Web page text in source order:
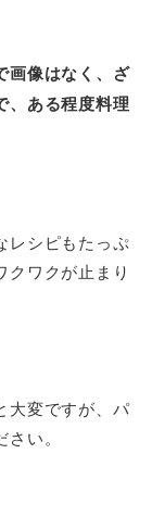
画像はなく、ざ
、ある程度料理
レシピもたっぷ
クワクが止まり
大変ですが、パ
い。